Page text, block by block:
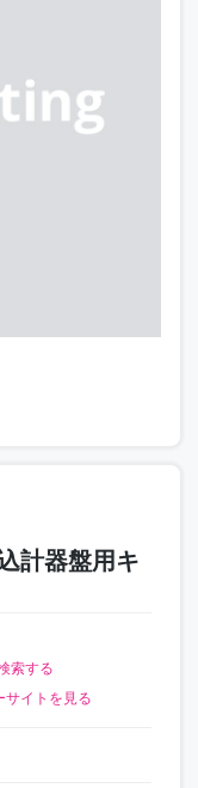
計器盤用キ
索する
サイトを見る